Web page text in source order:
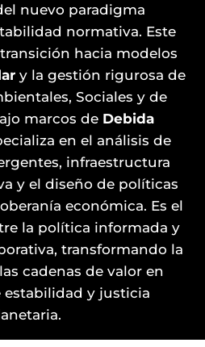
nuevo paradigma
normativa. Este
hacia modelos
y la gestión rigurosa de
Sociales y de
marcos de Debida
en el análisis de
infraestructura
y el diseño de políticas
económica. Es el
la política informada y
transformando la
cadenas de valor en
estabilidad y justicia